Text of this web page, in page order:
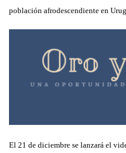
población afrodescendiente en
El 21 de diciembre se lanzará el